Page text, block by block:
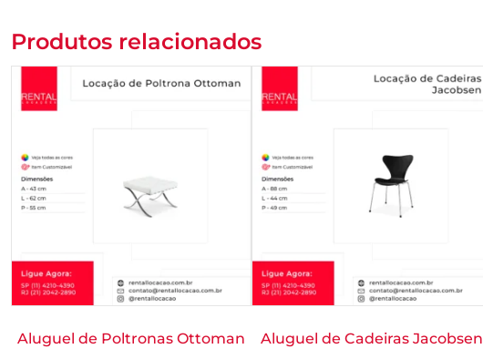
Produtos relacionados
Aluguel de Poltronas Ottoman Aluguel de Cadeiras Jacobsen